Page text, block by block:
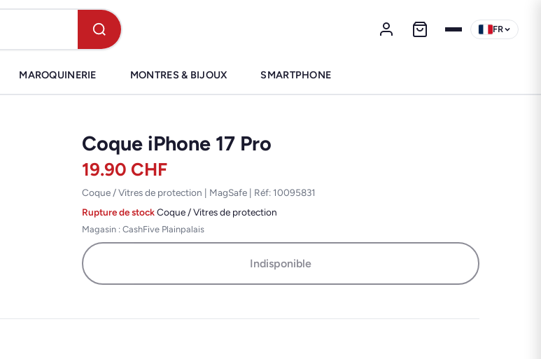
FR
MAROQUINERIE MONTRES & BIJOUX SMARTPHONE
Coque iPhone 17 Pro
19.90 CHF
Coque / Vitres de protection | MagSafe | Réf: 10095831
Rupture de stock·Coque / Vitres de protection
Magasin : CashFive Plainpalais
Indisponible